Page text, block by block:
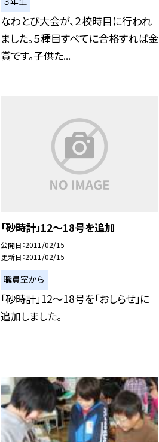
なわとび大会が、２校時目に行われ
ました。５種目すべてに合格すれば金
賞です。子供た...
「砂時計」12〜18号を追加
公開日 2011/02/15
更新日 2011/02/15
職員室から
「砂時計」12〜18号を「おしらせ」に
追加しました。